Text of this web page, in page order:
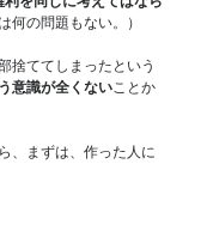
何の問題もない。）
捨ててしまったという
意識が全くないことか
、まずは、作った人に